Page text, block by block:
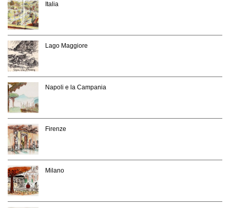
Italia
Lago Maggiore
Napoli e la Campania
Firenze
Milano